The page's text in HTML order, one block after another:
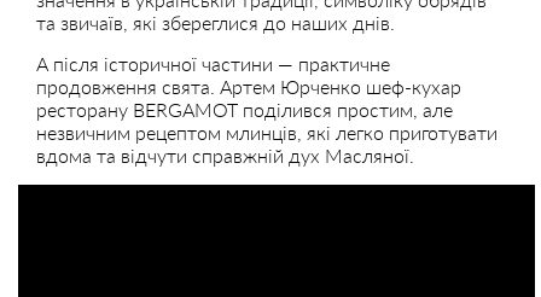
та звичаїв, які збереглися до наших днів.
А після історичної частини — практичне
продовження свята. Артем Юрченко шеф-кухар
ресторану BERGAMOT поділився простим, але
незвичним рецептом млинців, які легко приготувати
вдома та відчути справжній дух Масляної.